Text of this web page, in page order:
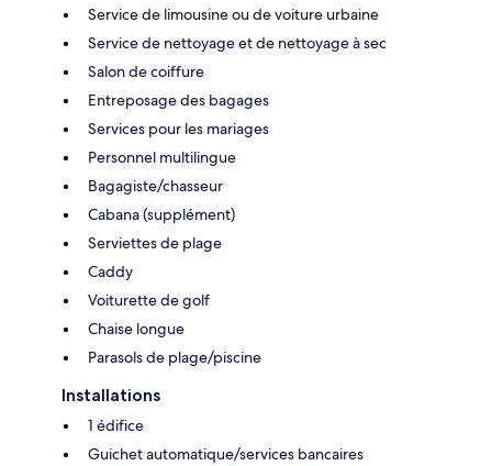
Service de limousine ou de voiture urbaine
Service de nettoyage et de nettoyage à sec
Salon de coiffure
Entreposage des bagages
Services pour les mariages
Personnel multilingue
Bagagiste/chasseur
Cabana (supplément)
Serviettes de plage
Caddy
Voiturette de golf
Chaise longue
Parasols de plage/piscine
Installations
1 édifice
Guichet automatique/services bancaires